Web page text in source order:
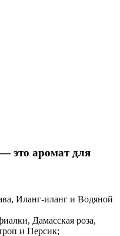
это аромат для
Иланг-иланг и Водяной
Дамасская роза,
и Персик;